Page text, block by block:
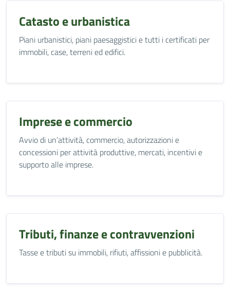
Catasto e urbanistica
Piani urbanistici, piani paesaggistici e tutti i certificati per
immobili, case, terreni ed edifici.
Imprese e commercio
Avvio di un’attività, commercio, autorizzazioni e
concessioni per attività produttive, mercati, incentivi e
supporto alle imprese.
Tributi, finanze e contravvenzioni
Tasse e tributi su immobili, rifiuti, affissioni e pubblicità.